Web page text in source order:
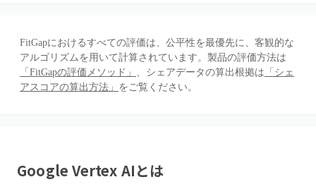
FitGapにおけるすべての評価は、公平性を最優先に、客観的な
アルゴリズムを用いて計算されています。製品の評価方法は
「FitGapの評価メソッド」 、シェアデータの算出根拠は 「シェ
アスコアの算出方法」 をご覧ください。
Google Vertex AIとは